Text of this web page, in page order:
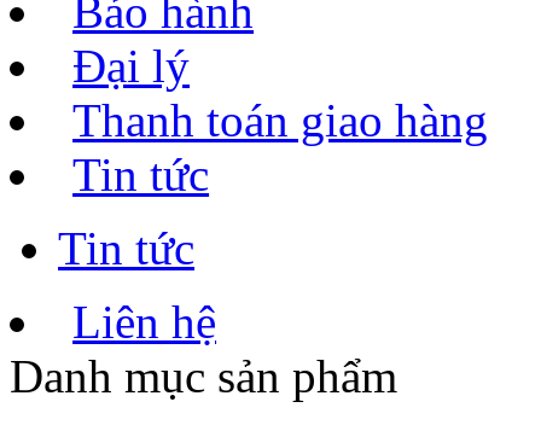
Bảo hành
Đại lý
Thanh toán giao hàng
Tin tức
Tin tức
Liên hệ
Danh mục sản phẩm